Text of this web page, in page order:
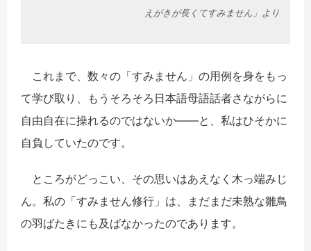
えがきが長くてすみません」より
これまで、数々の「すみません」の用例を身をもっ
て学び取り、もうそろそろ日本語母語話者さながらに
自由自在に操れるのではないか――と、私はひそかに
自負していたのです。
ところがどっこい、その思いはあえなく木っ端みじ
ん。私の「すみません修行」は、まだまだ未熟な雛鳥
の羽ばたきにも及ばなかったのであります。